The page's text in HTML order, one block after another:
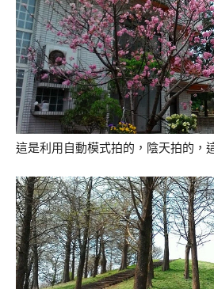
這是利用自動模式拍的，陰天拍的，